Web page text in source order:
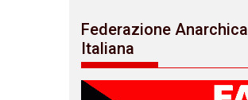
Federazione Anarchica
Italiana